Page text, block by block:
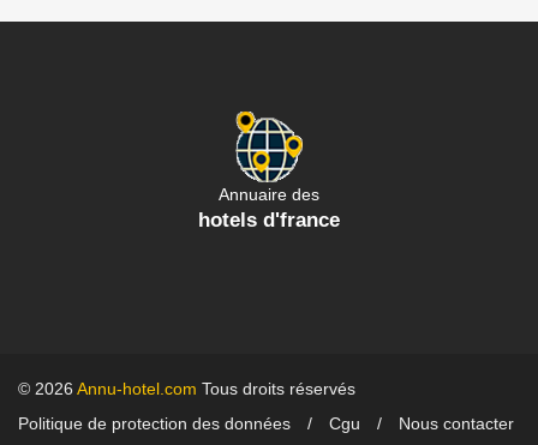
Annuaire des
hotels d'france
© 2026 Annu-hotel.com Tous droits réservés
Politique de protection des données
Cgu Nous contacter